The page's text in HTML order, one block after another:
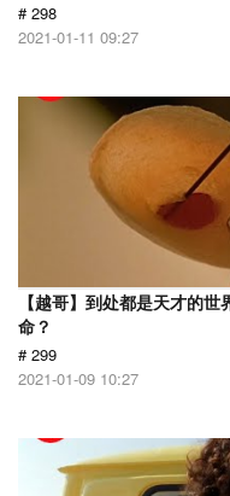
# 298
2021-01-11 09:27
【越哥】到处都是天才的
命？
# 299
2021-01-09 10:27